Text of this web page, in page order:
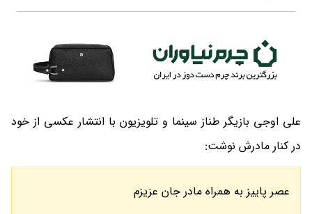
علی اوجی بازیگر طناز سینما و تلویزیون با انتشار عکسی از خود
در کنار مادرش نوشت:
عصر پاییز به همراه مادر جان عزیزم